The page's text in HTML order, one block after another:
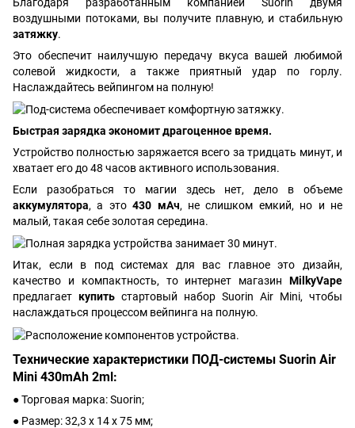
воздушными потоками, вы получите плавную, и стабильную
затяжку.
Это обеспечит наилучшую передачу вкуса вашей любимой
солевой жидкости, а также приятный удар по горлу.
Наслаждайтесь вейпингом на полную!
Быстрая зарядка экономит драгоценное время.
Устройство полностью заряжается всего за тридцать минут, и
хватает его до 48 часов активного использования.
Если разобраться то магии здесь нет, дело в объеме
аккумулятора, а это430 мАч, не слишком емкий, но и не
малый, такая себе золотая середина.
Итак, если в под системах для вас главное это дизайн,
качество и компактность, то интернет магазин MilkyVape
предлагает купить стартовый набор Suorin Air Mini, чтобы
наслаждаться процессом вейпинга на полную.
Технические характеристики ПОД-системы Suorin Air
Mini 430mAh 2ml:
● Торговая марка: Suorin;
● Размер: 32,3 x 14 x 75 мм;